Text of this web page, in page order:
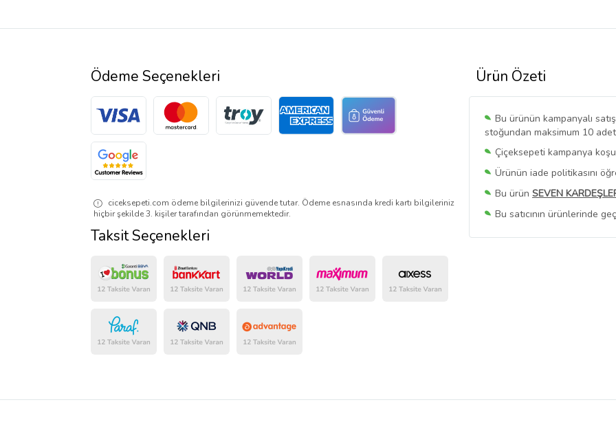
Ürün Özeti
Bu ürünün kampanyalı
stoğundan maksimum 10
Çiçeksepeti kampanya
Ürünün iade politikasını
Bu ürün SEVEN
Bu satıcının ürünlerinde
Bu SatıcınınTüm
Ödeme Seçenekleri
ciceksepeti.com ödeme bilgilerinizi güvende tutar. Ödeme esnasında kredi kartı bilgileriniz
hiçbir şekilde 3. kişiler tarafından görünmemektedir.
Taksit Seçenekleri